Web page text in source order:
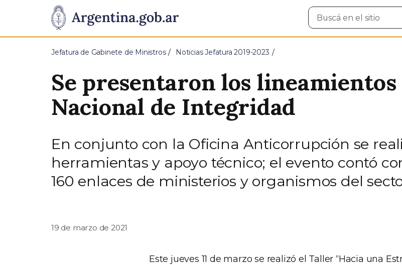
Presidencia
de
Pasar al contenido principal
Buscar
en
Jefatura de Gabinete de Ministros Noticias Jefatura 2019-2023
Se presentaron los
Nacional de Integridad
En conjunto con la Oficina Anticorrupción se
herramientas y apoyo técnico; el evento contó
160 enlaces de ministerios y organismos del
19 de marzo de 2021
Este jueves 11 de marzo se realizó el Taller “Hacia una